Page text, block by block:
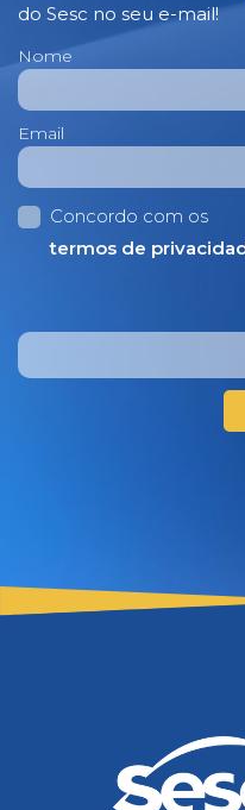
do Sesc no seu e-mail!
Nome
Email
Concordo com os
termos de